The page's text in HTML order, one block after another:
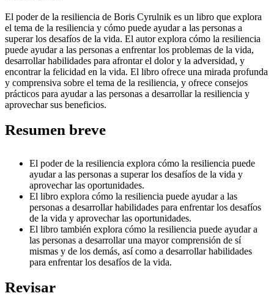
El poder de la resiliencia de Boris Cyrulnik es un libro que explora
el tema de la resiliencia y cómo puede ayudar a las personas a
superar los desafíos de la vida. El autor explora cómo la resiliencia
puede ayudar a las personas a enfrentar los problemas de la vida,
desarrollar habilidades para afrontar el dolor y la adversidad, y
encontrar la felicidad en la vida. El libro ofrece una mirada profunda
y comprensiva sobre el tema de la resiliencia, y ofrece consejos
prácticos para ayudar a las personas a desarrollar la resiliencia y
aprovechar sus beneficios.
Resumen breve
El poder de la resiliencia explora cómo la resiliencia puede
ayudar a las personas a superar los desafíos de la vida y
aprovechar las oportunidades.
El libro explora cómo la resiliencia puede ayudar a las
personas a desarrollar habilidades para enfrentar los desafíos
de la vida y aprovechar las oportunidades.
El libro también explora cómo la resiliencia puede ayudar a
las personas a desarrollar una mayor comprensión de sí
mismas y de los demás, así como a desarrollar habilidades
para enfrentar los desafíos de la vida.
Revisar